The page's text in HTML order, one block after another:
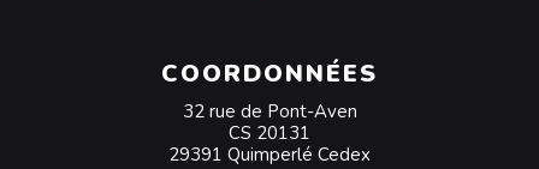
COORDONNÉES
32 rue de Pont-Aven
CS 20131
29391 Quimperlé Cedex